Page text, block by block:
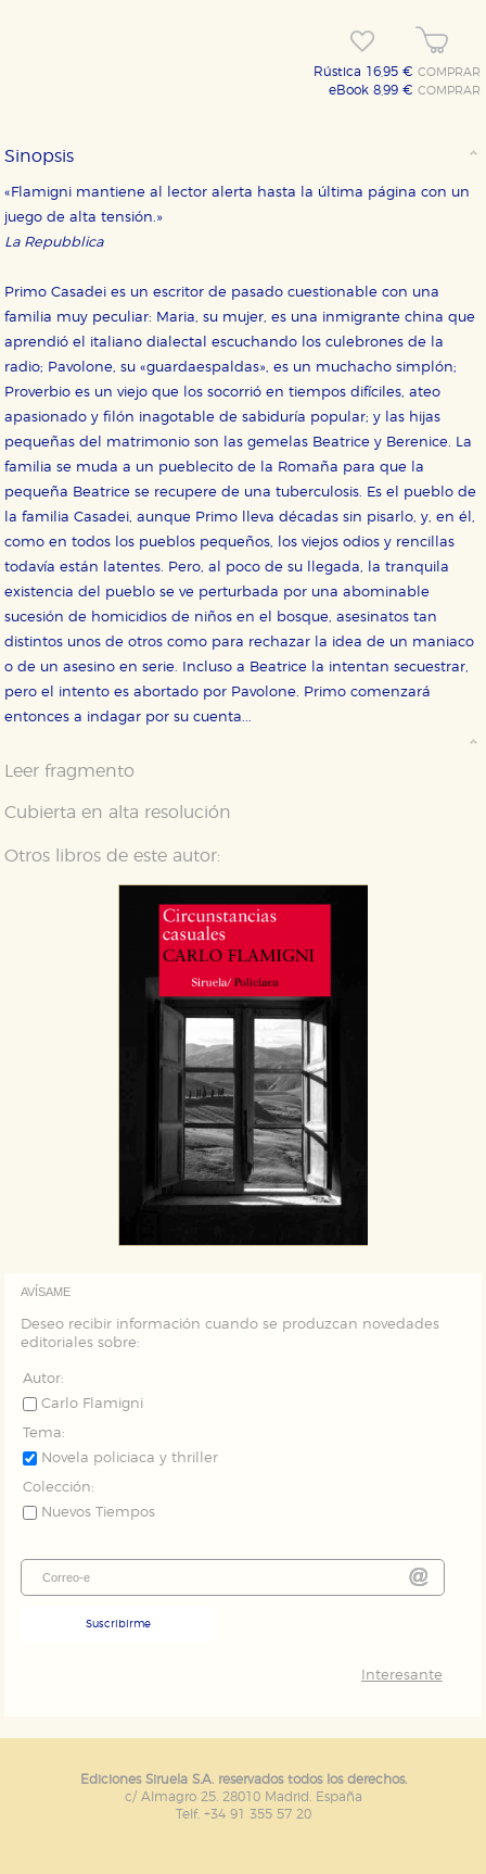
Rústica 16,95 €COMPRAR
eBook 8,99 €COMPRAR
Sinopsis
«Flamigni mantiene al lector alerta hasta la última página con un
juego de alta tensión.»
La Repubblica
Primo Casadei es un escritor de pasado cuestionable con una
familia muy peculiar: Maria, su mujer, es una inmigrante china que
aprendió el italiano dialectal escuchando los culebrones de la
radio; Pavolone, su «guardaespaldas», es un muchacho simplón;
Proverbio es un viejo que los socorrió en tiempos difíciles, ateo
apasionado y filón inagotable de sabiduría popular; y las hijas
pequeñas del matrimonio son las gemelas Beatrice y Berenice. La
familia se muda a un pueblecito de la Romaña para que la
pequeña Beatrice se recupere de una tuberculosis. Es el pueblo de
la familia Casadei, aunque Primo lleva décadas sin pisarlo, y, en él,
como en todos los pueblos pequeños, los viejos odios y rencillas
todavía están latentes. Pero, al poco de su llegada, la tranquila
existencia del pueblo se ve perturbada por una abominable
sucesión de homicidios de niños en el bosque, asesinatos tan
distintos unos de otros como para rechazar la idea de un maniaco
o de un asesino en serie. Incluso a Beatrice la intentan secuestrar,
pero el intento es abortado por Pavolone. Primo comenzará
entonces a indagar por su cuenta...
Leer fragmento
Cubierta en alta resolución
Otros libros de este autor:
AVÍSAME
Deseo recibir información cuando se produzcan novedades
editoriales sobre:
Autor:
Carlo Flamigni
Tema:
Novela policiaca y thriller
Colección:
Nuevos Tiempos
Suscribirme
Interesante
Ediciones Siruela S.A. reservados todos los derechos.
c/ Almagro 25. 28010 Madrid. España
Telf. +34 91 355 57 20
CONFIGURACIÓN DE COOKIES
HABILITAR TODO RECHAZAR TODO
Cookies necesarias
Estas cookies son necesarias para que nuestro sitio
web funcione y no es posible deshabilitarlas desde
nuestro sistema. Es posible hacerlo desde el
navegador, pero en ese caso es posible que algunas
áreas de nuestra web dejen de funcionar
Cookies de rendimiento y analíticas
Estas cookies se utilizan para mejorar su experiencia
de navegación y optimizar el funcionamiento de
vez que nos visita. La información es agregada y, por lo
Estas cookies son gestionadas por nuestros socios
publicitarios y se utilizan para mostrar publicidad
relevante para sus intereses en otros sitios. No
que se basan en la identificación única de su
navegador y dispositivo de internet.
GUARDAR CONFIGURACIÓN
Puede consultar nuestrapolítica de cookies